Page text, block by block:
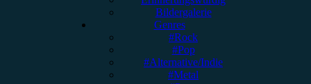
Bildergalerie
Genres
#Rock
#Pop
#Alternative/Indie
#Metal